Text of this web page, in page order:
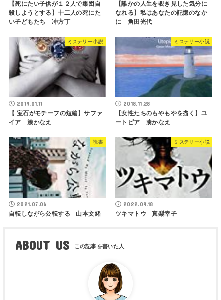
【死にたい子供が１２人で集団自
殺しようとする】十二人の死にた
い子どもたち 冲方丁
【誰かの人生を覗き見した気分に
なれる】私はあなたの記憶のなか
に 角田光代
ミステリー小説
2019.01.11
【 宝石がモチーフの短編】サファ
イア 湊かなえ
ミステリー小説
2018.11.28
【女性たちのもやもやを描く】ユ
ートピア 湊かなえ
読書
2021.07.06
自転しながら公転する 山本文緒
ミステリー小説
2022.09.18
ツキマトウ 真梨幸子
ABOUT US